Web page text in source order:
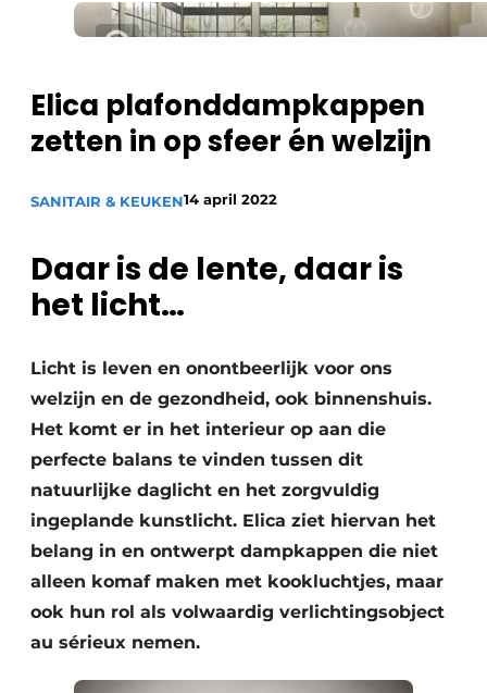
Elica plafonddampkappen
zetten in op sfeer én welzijn
SANITAIR & KEUKEN14 april 2022
Daar is de lente, daar is
het licht…
Licht is leven en onontbeerlijk voor ons
welzijn en de gezondheid, ook binnenshuis.
Het komt er in het interieur op aan die
perfecte balans te vinden tussen dit
natuurlijke daglicht en het zorgvuldig
ingeplande kunstlicht. Elica ziet hiervan het
belang in en ontwerpt dampkappen die niet
alleen komaf maken met kookluchtjes, maar
ook hun rol als volwaardig verlichtingsobject
au sérieux nemen.